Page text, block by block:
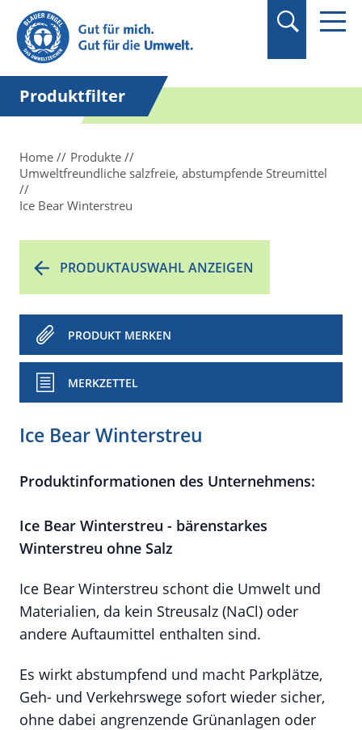
Suchbegriff in
Anführungszeichen
setzen.
Produktfilter
Home
Produkte
Umweltfreundliche salzfreie, abstumpfende Streumittel
Ice Bear Winterstreu
PRODUKTAUSWAHL ANZEIGEN
PRODUKT MERKEN
MERKZETTEL
Ice Bear Winterstreu
Produktinformationen des Unternehmens:
Ice Bear Winterstreu - bärenstarkes
Winterstreu ohne Salz
Ice Bear Winterstreu schont die Umwelt und
Materialien, da kein Streusalz (NaCl) oder
andere Auftaumittel enthalten sind.
Es wirkt abstumpfend und macht Parkplätze,
Geh- und Verkehrswege sofort wieder sicher,
ohne dabei angrenzende Grünanlagen oder